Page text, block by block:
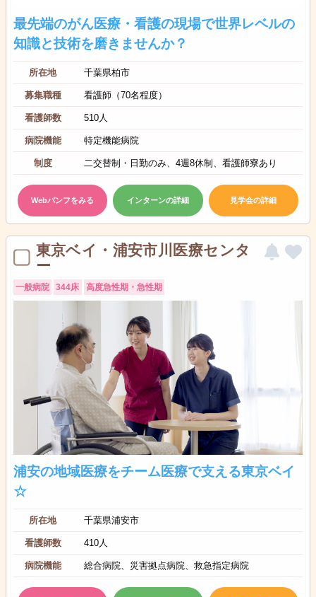
最先端のがん医療・看護の現場で世界レベルの
知識と技術を磨きませんか？
所在地 千葉県柏市
募集職種 看護師（70名程度）
看護師数 510人
病院機能 特定機能病院
制度 二交替制・日勤のみ、4週8休制、看護師寮あり
Webパンフをみる インターンの詳細 見学会の詳細
東京ベイ・浦安市川医療センタ
ー
一般病院 344床 高度急性期・急性期
浦安の地域医療をチーム医療で支える東京ベイ
☆
所在地 千葉県浦安市
看護師数 410人
病院機能 総合病院、災害拠点病院、救急指定病院